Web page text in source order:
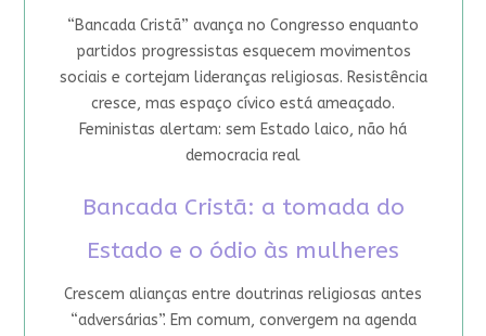
“Bancada Cristã” avança no Congresso enquanto
partidos progressistas esquecem movimentos
sociais e cortejam lideranças religiosas. Resistência
cresce, mas espaço cívico está ameaçado.
Feministas alertam: sem Estado laico, não há
democracia real
Bancada Cristã: a tomada do
Estado e o ódio às mulheres
Crescem alianças entre doutrinas religiosas antes
“adversárias”. Em comum, convergem na agenda